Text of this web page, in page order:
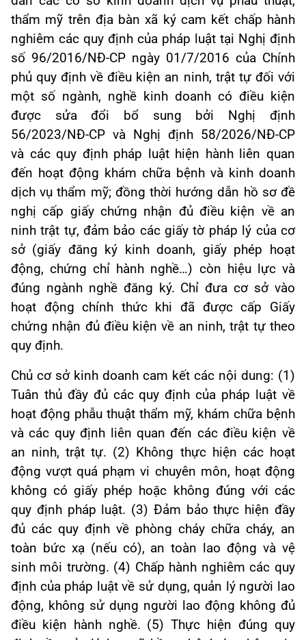
thẩm mỹ trên địa bàn xã ký cam kết chấp hành
nghiêm các quy định của pháp luật tại Nghị định
số 96/2016/NĐ-CP ngày 01/7/2016 của Chính
phủ quy định về điều kiện an ninh, trật tự đối với
một số ngành, nghề kinh doanh có điều kiện
được sửa đổi bổ sung bởi Nghị định
56/2023/NĐ-CP và Nghị định 58/2026/NĐ-CP
và các quy định pháp luật hiện hành liên quan
đến hoạt động khám chữa bệnh và kinh doanh
dịch vụ thẩm mỹ; đồng thời hướng dẫn hồ sơ đề
nghị cấp giấy chứng nhận đủ điều kiện về an
ninh trật tự, đảm bảo các giấy tờ pháp lý của cơ
sở (giấy đăng ký kinh doanh, giấy phép hoạt
động, chứng chỉ hành nghề…) còn hiệu lực và
đúng ngành nghề đăng ký. Chỉ đưa cơ sở vào
hoạt động chính thức khi đã được cấp Giấy
chứng nhận đủ điều kiện về an ninh, trật tự theo
quy định.
Chủ cơ sở kinh doanh cam kết các nội dung: (1)
Tuân thủ đầy đủ các quy định của pháp luật về
hoạt động phẫu thuật thẩm mỹ, khám chữa bệnh
và các quy định liên quan đến các điều kiện về
an ninh, trật tự. (2) Không thực hiện các hoạt
động vượt quá phạm vi chuyên môn, hoạt động
không có giấy phép hoặc không đúng với các
quy định pháp luật. (3) Đảm bảo thực hiện đầy
đủ các quy định về phòng cháy chữa cháy, an
toàn bức xạ (nếu có), an toàn lao động và vệ
sinh môi trường. (4) Chấp hành nghiêm các quy
định của pháp luật về sử dụng, quản lý người lao
động, không sử dụng người lao động không đủ
điều kiện hành nghề. (5) Thực hiện đúng quy